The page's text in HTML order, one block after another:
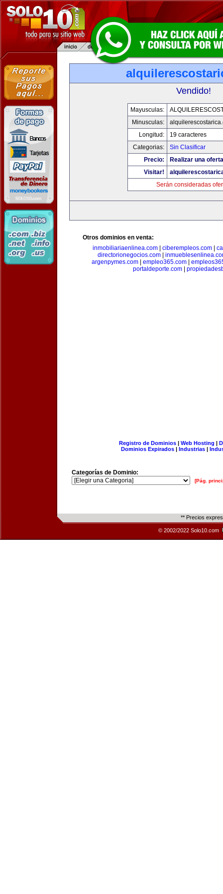
Vendido!
Mayusculas:
Minusculas:
Longitud:
19 caracteres
Categorias:
Sin Clasificar
Precio:
Realizar una
Visitar!
Serán consideradas
Otros dominios en venta:
inmobiliariaenlinea.com| ciberempleos.com|
directorionegocios.com
argenpymes.com
empleo365.com
portaldeporte.com|
Registro de Dominios| Web Hosting |
Dominios Expirados | Industrias |
Categorías de Dominio:
[Pág.
** Precios
© 2002/2022 Solo10.com